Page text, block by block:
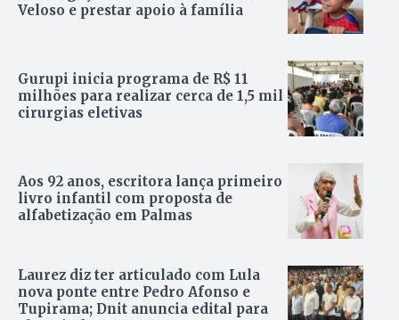
Veloso e prestar apoio à família
Gurupi inicia programa de R$ 11
milhões para realizar cerca de 1,5 mil
cirurgias eletivas
Aos 92 anos, escritora lança primeiro
livro infantil com proposta de
alfabetização em Palmas
Laurez diz ter articulado com Lula
nova ponte entre Pedro Afonso e
Tupirama; Dnit anuncia edital para